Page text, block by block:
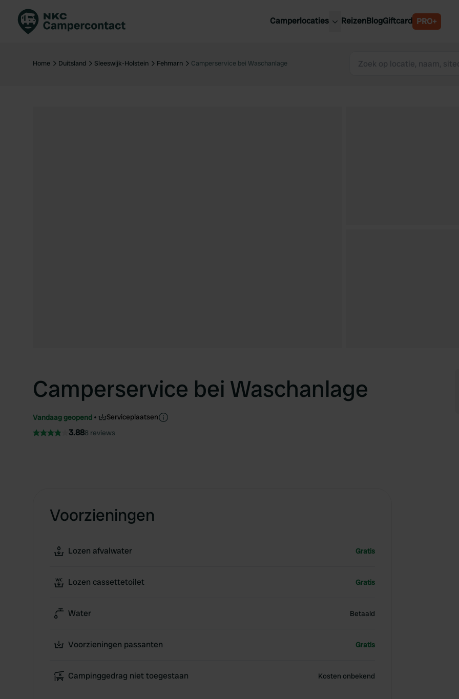
Camperlocaties
Nederland
Nederland
Luxemburg
ReizenBlogGiftcard PRO+
Home Duitsland Sleeswijk-Holstein Fehmarn Camperservice bei Waschanlage
Camperservice bei Waschanlage
Vandaag geopend Serviceplaatsen
3.888 reviews
Voorzieningen
Lozen afvalwater Gratis
Lozen cassettetoilet Gratis
Water Betaald
Voorzieningen passanten Gratis
Campinggedrag niet toegestaan Kosten onbekend